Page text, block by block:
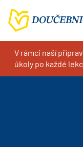
V rámci naší
úkoly po každé
Doučování na míru,
Pardubice